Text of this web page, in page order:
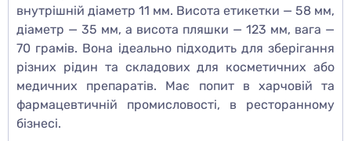
внутрішній діаметр 11 мм. Висота етикетки — 58 мм,
діаметр — 35 мм, а висота пляшки — 123 мм, вага —
70 грамів. Вона ідеально підходить для зберігання
різних рідин та складових для косметичних або
медичних препаратів. Має попит в харчовій та
фармацевтичній промисловості, в ресторанному
бізнесі.